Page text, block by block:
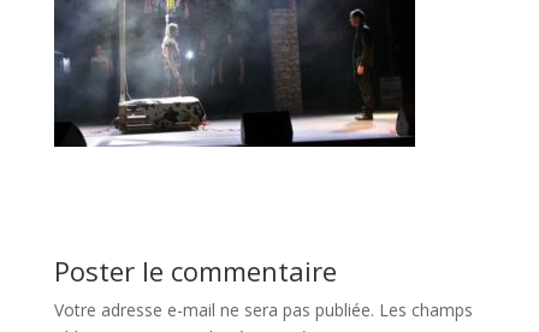
Poster le commentaire
Votre adresse e-mail ne sera pas publiée. Les champs